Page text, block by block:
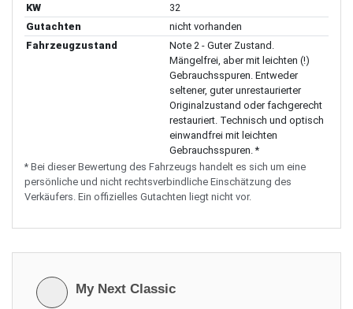
My Next Classic
KW
32
Gutachten
nicht vorhanden
Fahrzeugzustand
Note 2 - Guter Zustand.
Mängelfrei, aber mit leichten (!)
Gebrauchsspuren. Entweder
seltener, guter unrestaurierter
Originalzustand oder fachgerecht
restauriert. Technisch und optisch
einwandfrei mit leichten
Gebrauchsspuren. *
* Bei dieser Bewertung des Fahrzeugs handelt es sich um eine
persönliche und nicht rechtsverbindliche Einschätzung des
Verkäufers. Ein offizielles Gutachten liegt nicht vor.